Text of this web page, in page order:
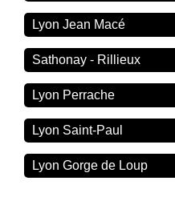
Lyon Jean Macé
Sathonay - Rillieux
Lyon Perrache
Lyon Saint-Paul
Lyon Gorge de Loup